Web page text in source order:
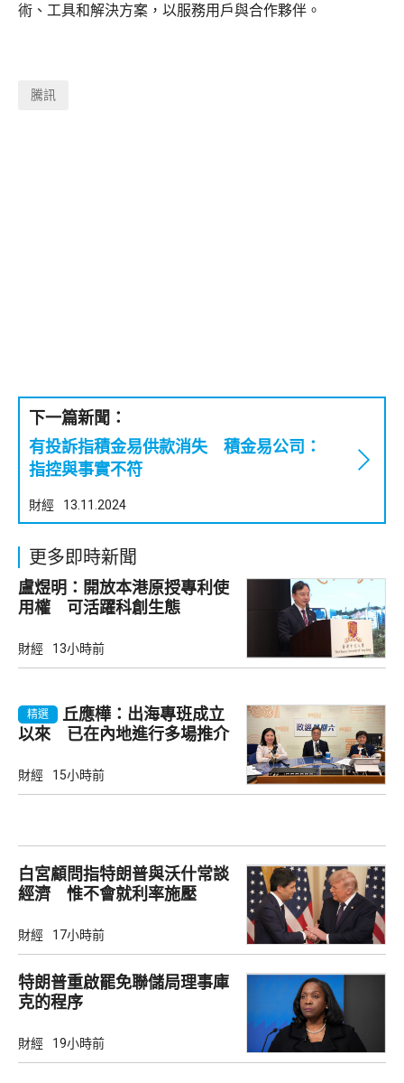
術、工具和解決方案，以服務用戶與合作夥伴。
騰訊
下一篇新聞：
有投訴指積金易供款消失 積金易公司：
指控與事實不符
財經 13.11.2024
更多即時新聞
盧煜明：開放本港原授專利使
用權 可活躍科創生態
財經 13小時前
精選
丘應樺：出海專班成立
以來 已在內地進行多場推介
財經 15小時前
白宮顧問指特朗普與沃什常談
經濟 惟不會就利率施壓
財經 17小時前
特朗普重啟罷免聯儲局理事庫
克的程序
財經 19小時前